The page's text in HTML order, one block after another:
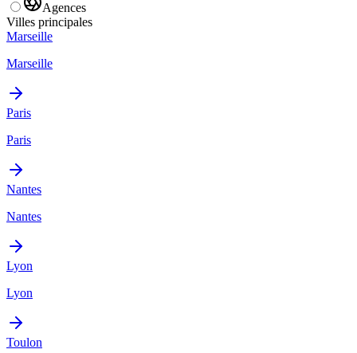
Agences
Villes principales
Marseille
Marseille
Paris
Paris
Nantes
Nantes
Lyon
Lyon
Toulon